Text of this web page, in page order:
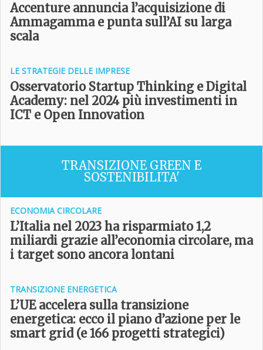
Accenture annuncia l’acquisizione di
Ammagamma e punta sull’AI su larga
scala
LE STRATEGIE DELLE IMPRESE
Osservatorio Startup Thinking e Digital
Academy: nel 2024 più investimenti in
ICT e Open Innovation
TRANSIZIONE GREEN E
SOSTENIBILITA'
ECONOMIA CIRCOLARE
L’Italia nel 2023 ha risparmiato 1,2
miliardi grazie all’economia circolare, ma
i target sono ancora lontani
TRANSIZIONE ENERGETICA
L’UE accelera sulla transizione
energetica: ecco il piano d’azione per le
smart grid (e 166 progetti strategici)